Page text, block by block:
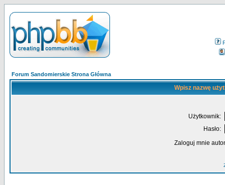
Forum Sandomierskie Strona Główna
Wpisz nazwę
Użytkownik:
Hasło:
Zaloguj mnie